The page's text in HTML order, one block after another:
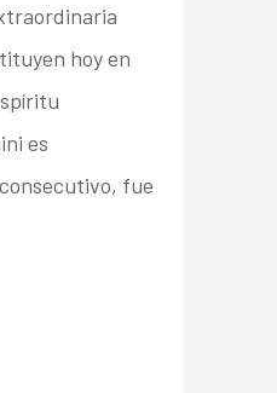
hoy en
es
fue